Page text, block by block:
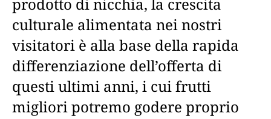
culturale alimentata nei nostri
visitatori è alla base della rapida
differenziazione dell’offerta di
questi ultimi anni, i cui frutti
migliori potremo godere proprio